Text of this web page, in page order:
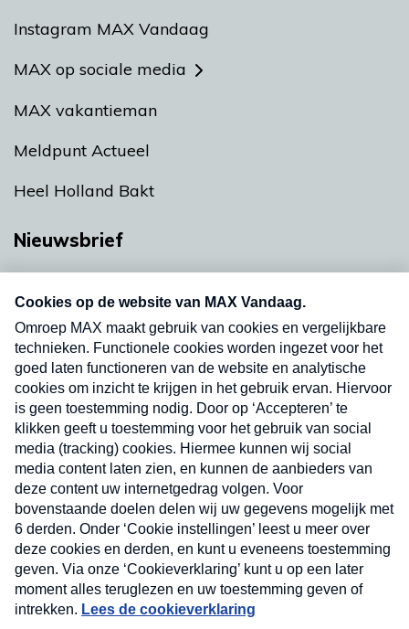
Instagram MAX Vandaag
MAX op sociale media
MAX vakantieman
Meldpunt Actueel
Heel Holland Bakt
Nieuwsbrief
nieuwsbrief. Elke vrijdag- en dinsdagochtend in
uw mailbox.
Verzend
Nieuwsbrief
Neem hier een gratis abonnement op onze
nieuwsbrief. Elke vrijdag- en dinsdagochtend in uw